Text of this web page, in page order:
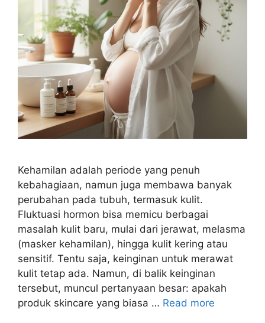
Kehamilan adalah periode yang penuh
kebahagiaan, namun juga membawa banyak
perubahan pada tubuh, termasuk kulit.
Fluktuasi hormon bisa memicu berbagai
masalah kulit baru, mulai dari jerawat, melasma
(masker kehamilan), hingga kulit kering atau
sensitif. Tentu saja, keinginan untuk merawat
kulit tetap ada. Namun, di balik keinginan
tersebut, muncul pertanyaan besar: apakah
produk skincare yang biasa … Read more